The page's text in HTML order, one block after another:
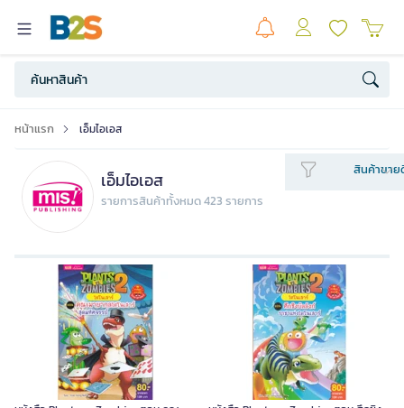
หน้าแรก เอ็มไอเอส
เอ็มไอเอส
รายการสินค้าทั้งหมด 423 รายการ
สินค้าขาย